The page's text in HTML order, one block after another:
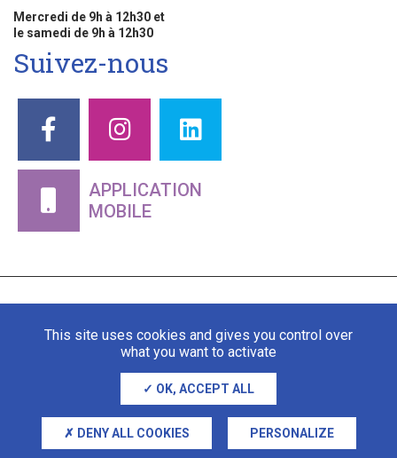
Mercredi de 9h à 12h30 et
le samedi de 9h à 12h30
Suivez-nous
APPLICATION
MOBILE
Mentions légales Gestion des cookies
Adipso, agence web et mobile à
This site uses cookies and gives you control over
what you want to activate
OK, ACCEPT ALL
DENY ALL COOKIES PERSONALIZE